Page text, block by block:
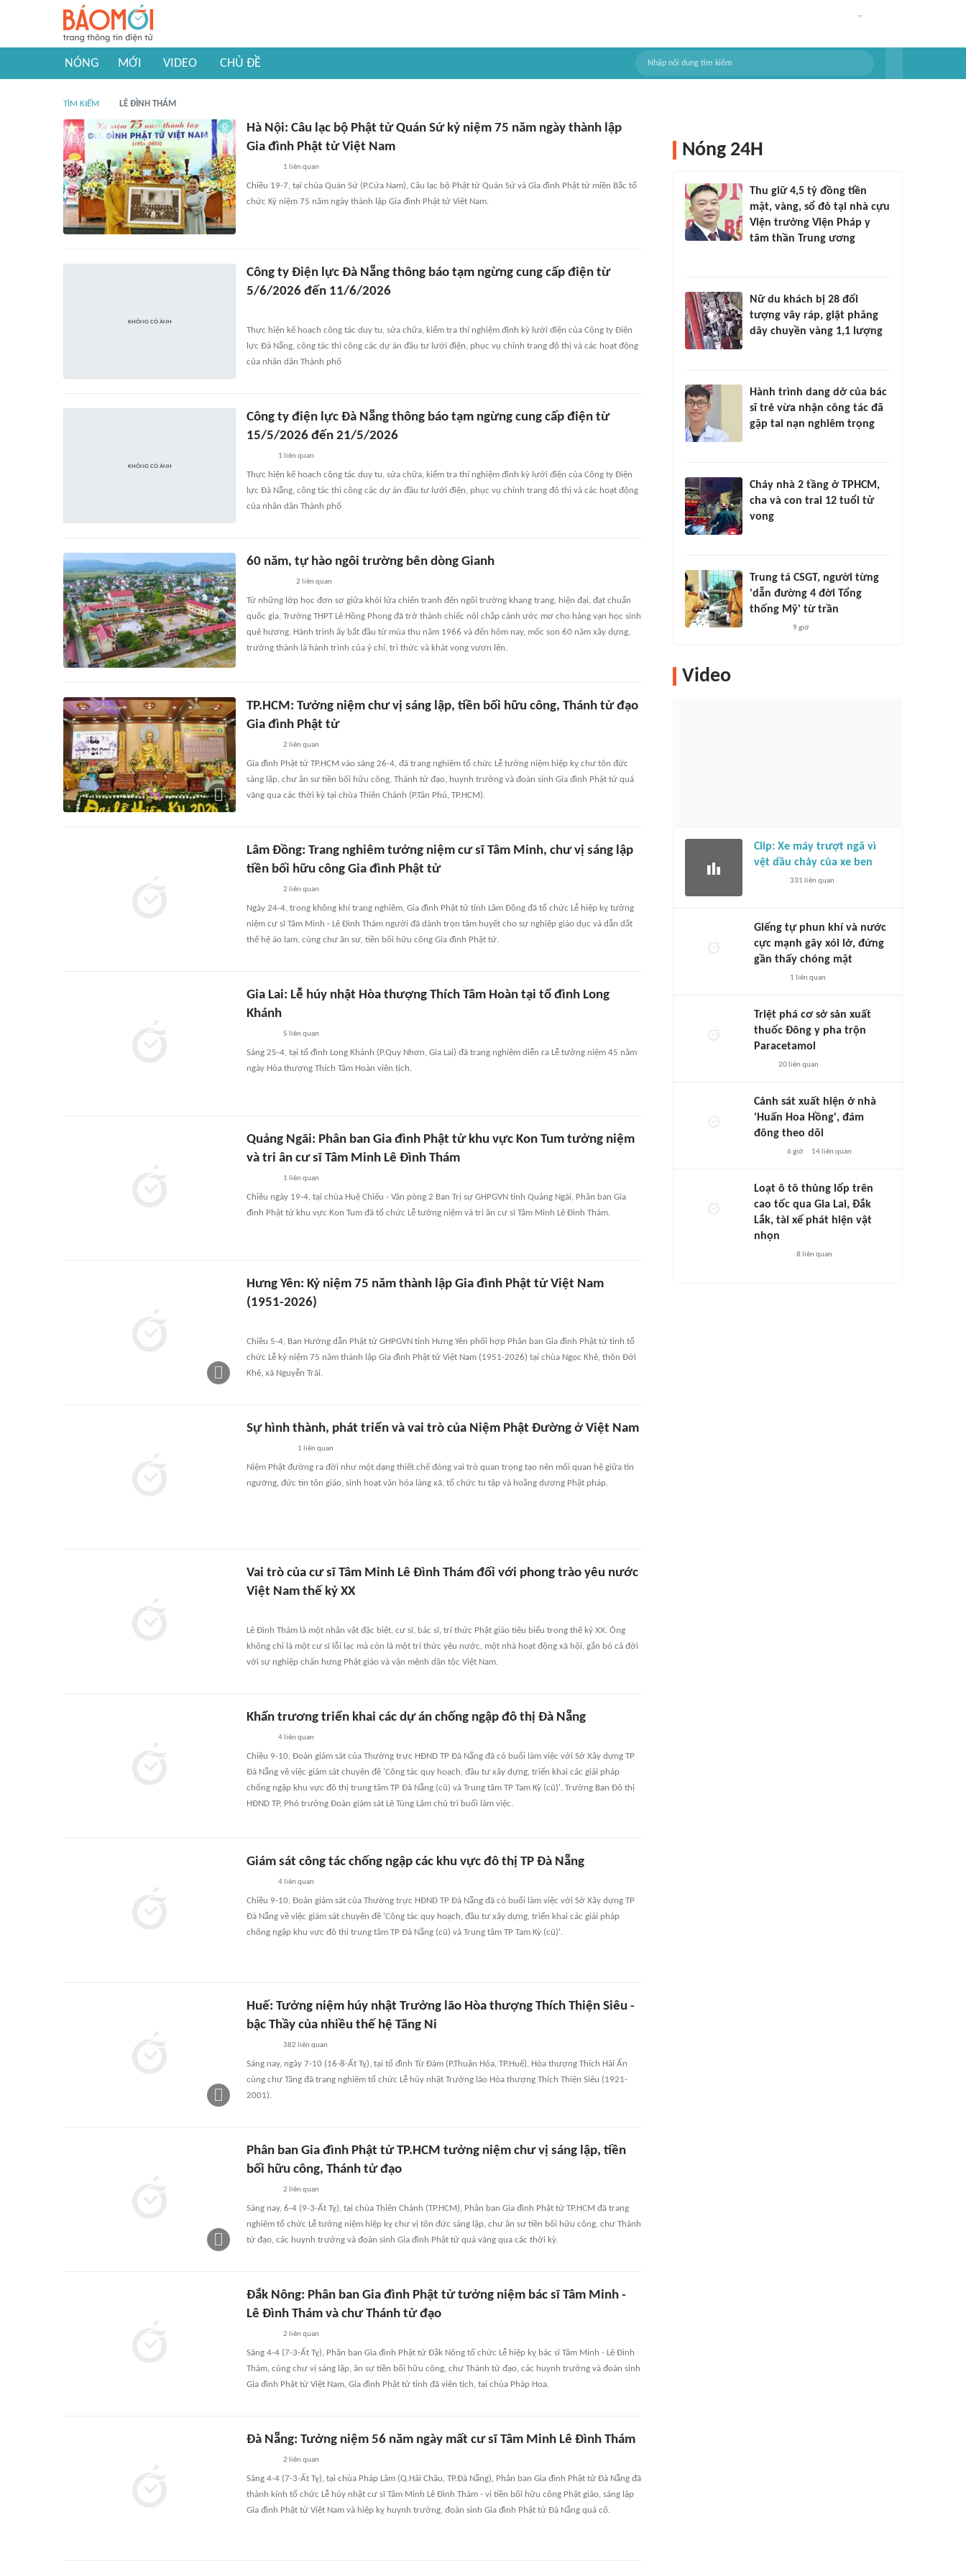
NÓNG MỚI VIDEO CHỦ ĐỀ
TÌM KIẾM LÊ ĐÌNH THÁM
Hà Nội: Câu lạc bộ Phật tử Quán Sứ kỷ niệm 75 năm ngày thành lập
Gia đình Phật tử Việt Nam
1 liên quan
Chiều 19-7, tại chùa Quán Sứ (P.Cửa Nam), Câu lạc bộ Phật tử Quán Sứ và Gia đình Phật tử miền Bắc tổ
chức Kỷ niệm 75 năm ngày thành lập Gia đình Phật tử Việt Nam.
Công ty Điện lực Đà Nẵng thông báo tạm ngừng cung cấp điện từ
5/6/2026 đến 11/6/2026
Thực hiện kế hoạch công tác duy tu, sửa chữa, kiểm tra thí nghiệm định kỳ lưới điện của Công ty Điện
lực Đà Nẵng, công tác thi công các dự án đầu tư lưới điện, phục vụ chỉnh trang đô thị và các hoạt động
của nhân dân Thành phố
Công ty điện lực Đà Nẵng thông báo tạm ngừng cung cấp điện từ
15/5/2026 đến 21/5/2026
1 liên quan
Thực hiện kế hoạch công tác duy tu, sửa chữa, kiểm tra thí nghiệm định kỳ lưới điện của Công ty Điện
lực Đà Nẵng, công tác thi công các dự án đầu tư lưới điện, phục vụ chỉnh trang đô thị và các hoạt động
của nhân dân Thành phố
60 năm, tự hào ngôi trường bên dòng Gianh
2 liên quan
Từ những lớp học đơn sơ giữa khói lửa chiến tranh đến ngôi trường khang trang, hiện đại, đạt chuẩn
quốc gia, Trường THPT Lê Hồng Phong đã trở thành chiếc nôi chắp cánh ước mơ cho hàng vạn học sinh
quê hương. Hành trình ấy bắt đầu từ mùa thu năm 1966 và đến hôm nay, mốc son 60 năm xây dựng,
trưởng thành là hành trình của ý chí, tri thức và khát vọng vươn lên.
TP.HCM: Tưởng niệm chư vị sáng lập, tiền bối hữu công, Thánh tử đạo
Gia đình Phật tử
2 liên quan
Gia đình Phật tử TP.HCM vào sáng 26-4, đã trang nghiêm tổ chức Lễ tưởng niệm hiệp kỵ chư tôn đức
sáng lập, chư ân sư tiền bối hữu công, Thánh tử đạo, huynh trưởng và đoàn sinh Gia đình Phật tử quá
vãng qua các thời kỳ tại chùa Thiên Chánh (P.Tân Phú, TP.HCM).
Lâm Đồng: Trang nghiêm tưởng niệm cư sĩ Tâm Minh, chư vị sáng lập
tiền bối hữu công Gia đình Phật tử
2 liên quan
Ngày 24-4, trong không khí trang nghiêm, Gia đình Phật tử tỉnh Lâm Đồng đã tổ chức Lễ hiệp kỵ tưởng
niệm cư sĩ Tâm Minh - Lê Đình Thám người đã dành trọn tâm huyết cho sự nghiệp giáo dục và dẫn dắt
thế hệ áo lam, cùng chư ân sư, tiền bối hữu công Gia đình Phật tử.
Gia Lai: Lễ húy nhật Hòa thượng Thích Tâm Hoàn tại tổ đình Long
Khánh
5 liên quan
Sáng 25-4, tại tổ đình Long Khánh (P.Quy Nhơn, Gia Lai) đã trang nghiêm diễn ra Lễ tưởng niệm 45 năm
ngày Hòa thượng Thích Tâm Hoàn viên tịch.
Quảng Ngãi: Phân ban Gia đình Phật tử khu vực Kon Tum tưởng niệm
và tri ân cư sĩ Tâm Minh Lê Đình Thám
1 liên quan
Chiều ngày 19-4, tại chùa Huệ Chiếu - Văn pòng 2 Ban Trị sự GHPGVN tỉnh Quảng Ngãi, Phân ban Gia
đình Phật tử khu vực Kon Tum đã tổ chức Lễ tưởng niệm và tri ân cư sĩ Tâm Minh Lê Đình Thám.
Hưng Yên: Kỷ niệm 75 năm thành lập Gia đình Phật tử Việt Nam
(1951-2026)
Chiều 5-4, Ban Hướng dẫn Phật tử GHPGVN tỉnh Hưng Yên phối hợp Phân ban Gia đình Phật tử tỉnh tổ
chức Lễ kỷ niệm 75 năm thành lập Gia đình Phật tử Việt Nam (1951-2026) tại chùa Ngọc Khê, thôn Đới
Khê, xã Nguyễn Trãi.
Sự hình thành, phát triển và vai trò của Niệm Phật Đường ở Việt Nam
1 liên quan
Niệm Phật đường ra đời như một dạng thiết chế đóng vai trò quan trọng tạo nên mối quan hệ giữa tín
ngưỡng, đức tin tôn giáo, sinh hoạt văn hóa làng xã, tổ chức tu tập và hoằng dương Phật pháp.
Vai trò của cư sĩ Tâm Minh Lê Đình Thám đối với phong trào yêu nước
Việt Nam thế kỷ XX
Lê Đình Thám là một nhân vật đặc biệt, cư sĩ, bác sĩ, trí thức Phật giáo tiêu biểu trong thế kỷ XX. Ông
không chỉ là một cư sĩ lỗi lạc mà còn là một trí thức yêu nước, một nhà hoạt động xã hội, gắn bó cả đời
với sự nghiệp chấn hưng Phật giáo và vận mệnh dân tộc Việt Nam.
Khẩn trương triển khai các dự án chống ngập đô thị Đà Nẵng
4 liên quan
Chiều 9-10, Đoàn giám sát của Thường trực HĐND TP Đà Nẵng đã có buổi làm việc với Sở Xây dựng TP
Đà Nẵng về việc giám sát chuyên đề 'Công tác quy hoạch, đầu tư xây dựng, triển khai các giải pháp
chống ngập khu vực đô thị trung tâm TP Đà Nẵng (cũ) và Trung tâm TP Tam Kỳ (cũ)'. Trưởng Ban Đô thị
HĐND TP, Phó trưởng Đoàn giám sát Lê Tùng Lâm chủ trì buổi làm việc.
Giám sát công tác chống ngập các khu vực đô thị TP Đà Nẵng
4 liên quan
Chiều 9-10, Đoàn giám sát của Thường trực HĐND TP Đà Nẵng đã có buổi làm việc với Sở Xây dựng TP
Đà Nẵng về việc giám sát chuyên đề 'Công tác quy hoạch, đầu tư xây dựng, triển khai các giải pháp
chống ngập khu vực đô thị trung tâm TP Đà Nẵng (cũ) và Trung tâm TP Tam Kỳ (cũ)'.
Huế: Tưởng niệm húy nhật Trưởng lão Hòa thượng Thích Thiện Siêu -
bậc Thầy của nhiều thế hệ Tăng Ni
382 liên quan
Sáng nay, ngày 7-10 (16-8-Ất Tỵ), tại tổ đình Từ Đàm (P.Thuận Hóa, TP.Huế), Hòa thượng Thích Hải Ấn
cùng chư Tăng đã trang nghiêm tổ chức Lễ húy nhật Trưởng lão Hòa thượng Thích Thiện Siêu (1921-
2001).
Phân ban Gia đình Phật tử TP.HCM tưởng niệm chư vị sáng lập, tiền
bối hữu công, Thánh tử đạo
2 liên quan
Sáng nay, 6-4 (9-3-Ất Tỵ), tại chùa Thiên Chánh (TP.HCM), Phân ban Gia đình Phật tử TP.HCM đã trang
nghiêm tổ chức Lễ tưởng niệm hiệp kỵ chư vị tôn đức sáng lập, chư ân sư tiền bối hữu công, chư Thánh
tử đạo, các huynh trưởng và đoàn sinh Gia đình Phật tử quá vãng qua các thời kỳ.
Đắk Nông: Phân ban Gia đình Phật tử tưởng niệm bác sĩ Tâm Minh -
Lê Đình Thám và chư Thánh tử đạo
2 liên quan
Sáng 4-4 (7-3-Ất Tỵ), Phân ban Gia đình Phật tử Đắk Nông tổ chức Lễ hiệp kỵ bác sĩ Tâm Minh - Lê Đình
Thám, cùng chư vị sáng lập, ân sư tiền bối hữu công, chư Thánh tử đạo, các huynh trưởng và đoàn sinh
Gia đình Phật tử Việt Nam, Gia đình Phật tử tỉnh đã viên tịch, tại chùa Pháp Hoa.
Đà Nẵng: Tưởng niệm 56 năm ngày mất cư sĩ Tâm Minh Lê Đình Thám
2 liên quan
Sáng 4-4 (7-3-Ất Tỵ), tại chùa Pháp Lâm (Q.Hải Châu, TP.Đà Nẵng), Phân ban Gia đình Phật tử Đà Nẵng đã
thành kính tổ chức Lễ húy nhật cư sĩ Tâm Minh Lê Đình Thám - vị tiền bối hữu công Phật giáo, sáng lập
Gia đình Phật tử Việt Nam và hiệp kỵ huynh trưởng, đoàn sinh Gia đình Phật tử Đà Nẵng quá cố.
Nóng 24H
Thu giữ 4,5 tỷ đồng tiền
mặt, vàng, sổ đỏ tại nhà cựu
Viện trưởng Viện Pháp y
tâm thần Trung ương
Nữ du khách bị 28 đối
tượng vây ráp, giật phăng
dây chuyền vàng 1,1 lượng
Hành trình dang dở của bác
sĩ trẻ vừa nhận công tác đã
gặp tai nạn nghiêm trọng
Cháy nhà 2 tầng ở TPHCM,
cha và con trai 12 tuổi tử
vong
Trung tá CSGT, người từng
'dẫn đường 4 đời Tổng
thống Mỹ' từ trần
9 giờ
Video
Clip: Xe máy trượt ngã vì
vệt dầu chảy của xe ben
331 liên quan
Giếng tự phun khí và nước
cực mạnh gây xói lở, đứng
gần thấy chóng mặt
1 liên quan
Triệt phá cơ sở sản xuất
thuốc Đông y pha trộn
Paracetamol
20liên quan
Cảnh sát xuất hiện ở nhà
'Huấn Hoa Hồng', đám
đông theo dõi
6 giờ 14liên quan
Loạt ô tô thủng lốp trên
cao tốc qua Gia Lai, Đắk
Lắk, tài xế phát hiện vật
nhọn
8 liên quan